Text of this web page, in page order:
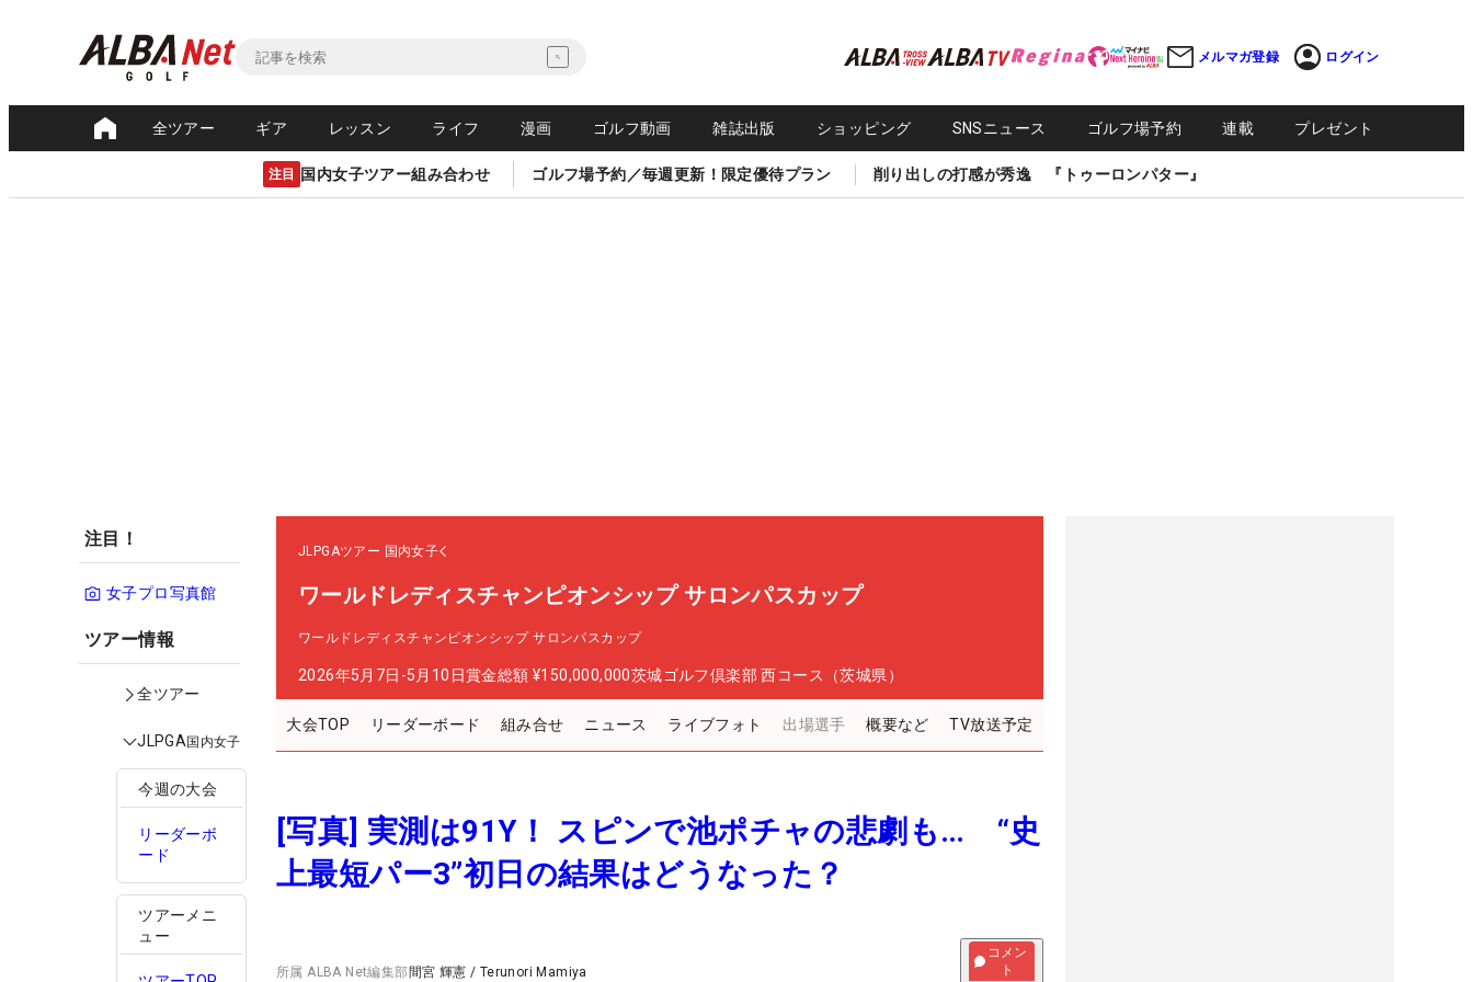
メルマガ登録 ログイン
全ツアー ギア レッスン ライフ 漫画 ゴルフ動画 雑誌出版 ショッピング SNSニュース ゴルフ場予約 連載 プレゼント
注目 国内女子ツアー組み合わせ ゴルフ場予約／毎週更新！限定優待プラン 削り出しの打感が秀逸 『トゥーロンパター』
注目！
女子プロ写真館
ツアー情報
全ツアー
JLPGA国内女子
今週の大会
リーダーボ
ード
ツアーメニ
ュー
JLPGAツアー 国内女子
ワールドレディスチャンピオンシップ サロンパスカップ
ワールドレディスチャンピオンシップ サロンパスカップ
2026年5月7日-5月10日賞金総額 ¥150,000,000茨城ゴルフ倶楽部 西コース（茨城県）
大会TOP リーダーボード 組み合せ ニュース ライブフォト 出場選手 概要など TV放送予定
[写真] 実測は91Y！ スピンで池ポチャの悲劇も… “史
上最短パー3”初日の結果はどうなった？
所属ALBA Net編集部間宮 輝憲 / Terunori Mamiya
コメン
ト